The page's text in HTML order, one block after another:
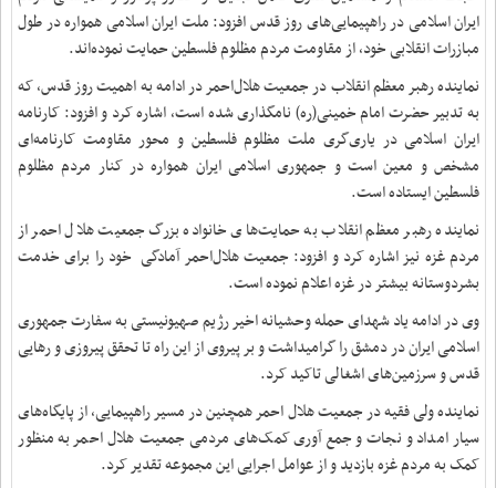
ایران اسلامی در راهپیمایی‌های روز قدس افزود: ملت ایران اسلامی همواره در طول
مبازرات انقلابی خود، از مقاومت مردم مظلوم فلسطین حمایت نموده‌اند.
نماینده رهبر معظم انقلاب در جمعیت هلال‌احمر در ادامه به اهمیت روز قدس، که
به تدبیر حضرت امام خمینی‌(ره) نامگذاری شده است،‌ اشاره کرد و افزود: کارنامه
ایران اسلامی در یاری‌گری ملت‌ مظلوم فلسطین و محور مقاومت کارنامه‌ای
مشخص و معین است و جمهوری اسلامی ایران همواره در کنار مردم مظلوم
فلسطین ایستاده است.
نماینده رهبر معظم انقلاب به حمایت‌های خانواده بزرگ جمعیت هلال احمر از
مردم غزه نیز اشاره کرد و افزود: جمعیت هلال‌احمر آمادگی خود را برای خدمت
بشردوستانه بیشتر در غزه اعلام نموده است.
وی در ادامه یاد شهدای حمله وحشیانه اخیر رژیم صهیونیستی به سفارت جمهوری
اسلامی ایران در دمشق را گرامیداشت و بر پیروی از این راه تا تحقق پیروزی و رهایی
قدس و سرزمین‌های اشغالی تاکید کرد.
نماینده ولی فقیه در جمعیت هلال احمر همچنین در مسیر راهپیمایی، از پایگاه‌های
سیار امداد و نجات و جمع آوری کمک‌های مردمی جمعیت هلال احمر به منظور
کمک به مردم غزه بازدید و از عوامل اجرایی این مجموعه تقدیر کرد.